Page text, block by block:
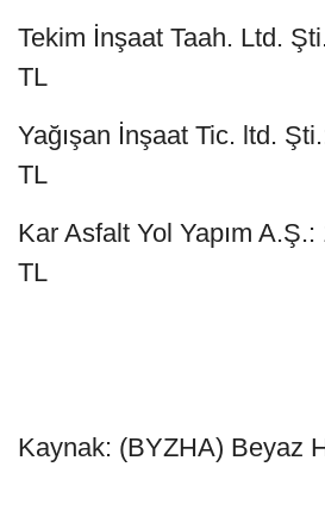
Tekim İnşaat Taah. Ltd.
TL
Yağışan İnşaat Tic. ltd.
TL
Kar Asfalt Yol Yapım
TL
Kaynak: (BYZHA) Beyaz